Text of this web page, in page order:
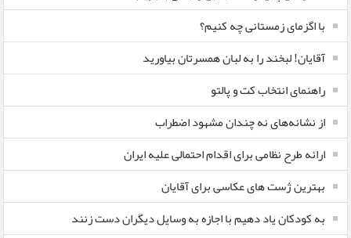
با اگزمای زمستانی چه کنیم؟
آقایان! لبخند را به لبان همسرتان بیاورید
راهنمای انتخاب کت و پالتو
از نشانه‌های نه چندان مشهود اضطراب
ارائه طرح نظامی برای اقدام احتمالی علیه ایران
بهترین ژست های عکاسی برای آقایان
به کودکان یاد دهیم با اجازه به وسایل دیگران دست زنند